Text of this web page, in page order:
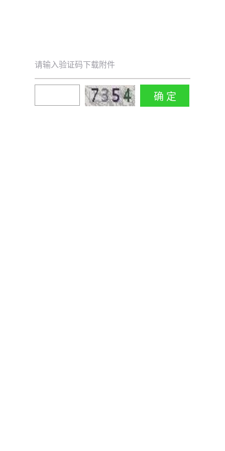
请输入验证码下载附件